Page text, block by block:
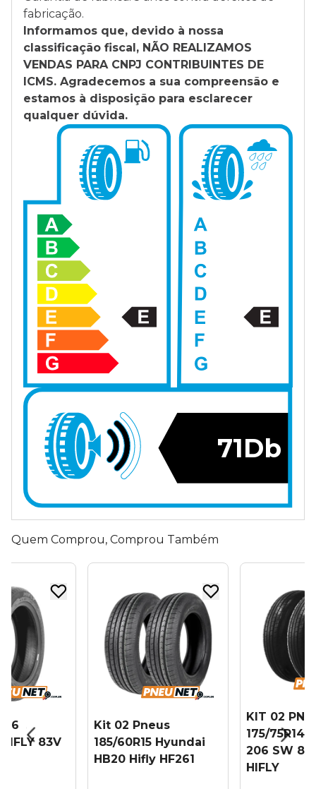
fabricação.
Informamos que, devido à nossa
classificação fiscal, NÃO REALIZAMOS
VENDAS PARA CNPJ CONTRIBUINTES DE
ICMS. Agradecemos a sua compreensão e
estamos à disposição para esclarecer
qualquer dúvida.
71Db
Quem Comprou, Comprou Também
16
83V
Kit 02 Pneus
185/60R15 Hyundai
HB20 Hifly HF261
KIT 02
175/75R14
206 SW
HIFLY